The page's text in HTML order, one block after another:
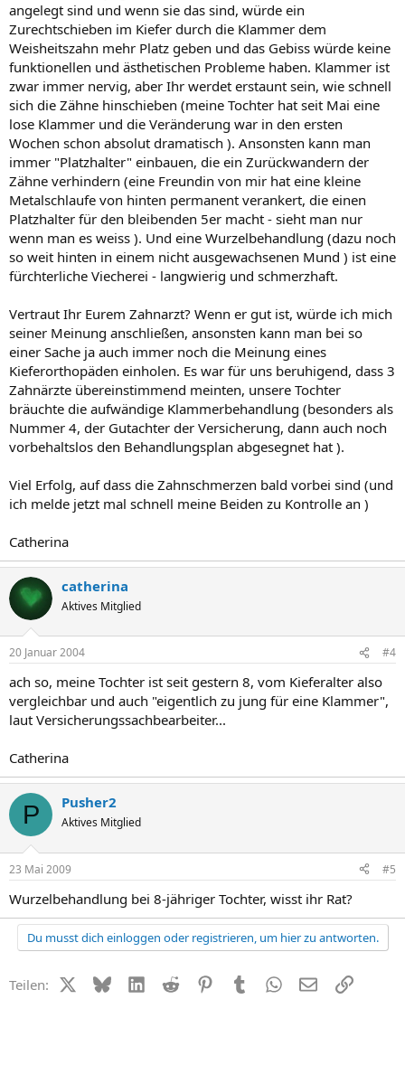
angelegt sind und wenn sie das sind, würde ein
Zurechtschieben im Kiefer durch die Klammer dem
Weisheitszahn mehr Platz geben und das Gebiss würde keine
funktionellen und ästhetischen Probleme haben. Klammer ist
zwar immer nervig, aber Ihr werdet erstaunt sein, wie schnell
sich die Zähne hinschieben (meine Tochter hat seit Mai eine
lose Klammer und die Veränderung war in den ersten
Wochen schon absolut dramatisch ). Ansonsten kann man
immer "Platzhalter" einbauen, die ein Zurückwandern der
Zähne verhindern (eine Freundin von mir hat eine kleine
Metalschlaufe von hinten permanent verankert, die einen
Platzhalter für den bleibenden 5er macht - sieht man nur
wenn man es weiss ). Und eine Wurzelbehandlung (dazu noch
so weit hinten in einem nicht ausgewachsenen Mund ) ist eine
fürchterliche Viecherei - langwierig und schmerzhaft.
Vertraut Ihr Eurem Zahnarzt? Wenn er gut ist, würde ich mich
seiner Meinung anschließen, ansonsten kann man bei so
einer Sache ja auch immer noch die Meinung eines
Kieferorthopäden einholen. Es war für uns beruhigend, dass 3
Zahnärzte übereinstimmend meinten, unsere Tochter
bräuchte die aufwändige Klammerbehandlung (besonders als
Nummer 4, der Gutachter der Versicherung, dann auch noch
vorbehaltslos den Behandlungsplan abgesegnet hat ).
Viel Erfolg, auf dass die Zahnschmerzen bald vorbei sind (und
ich melde jetzt mal schnell meine Beiden zu Kontrolle an )
Catherina
catherina
Aktives Mitglied
20 Januar 2004 #4
ach so, meine Tochter ist seit gestern 8, vom Kieferalter also
vergleichbar und auch "eigentlich zu jung für eine Klammer",
laut Versicherungssachbearbeiter...
Catherina
P Pusher2
Aktives Mitglied
23 Mai 2009 #5
Wurzelbehandlung bei 8-jähriger Tochter, wisst ihr Rat?
Du musst dich einloggen oder registrieren, um hier zu antworten.
Teilen: X (Twitter)
BlueskyLinkedIn
Reddit PinterestTumblr WhatsApp
E-MailLink